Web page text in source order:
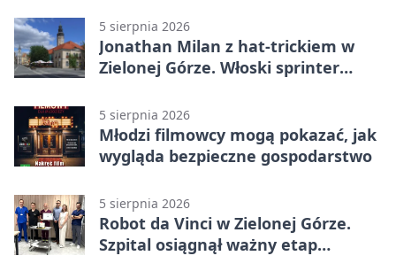
5 sierpnia 2026
Jonathan Milan z hat-trickiem w
Zielonej Górze. Włoski sprinter
5 sierpnia 2026
Młodzi filmowcy mogą pokazać, jak
wygląda bezpieczne gospodarstwo
5 sierpnia 2026
Robot da Vinci w Zielonej Górze.
Szpital osiągnął ważny etap